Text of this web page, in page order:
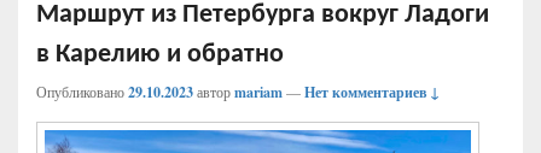
Маршрут из Петербурга вокруг Ладоги
в Карелию и обратно
Опубликовано29.10.2023авторmariam—Нет комментариев ↓